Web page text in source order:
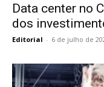
Data center no
dos
Editorial - 6 de julho de